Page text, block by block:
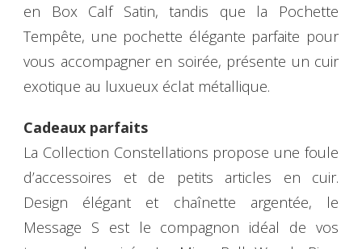
en Box Calf Satin, tandis que la Pochette
Tempête, une pochette élégante parfaite pour
vous accompagner en soirée, présente un cuir
exotique au luxueux éclat métallique.
Cadeaux parfaits
La Collection Constellations propose une foule
d’accessoires et de petits articles en cuir.
Design élégant et chaînette argentée, le
Message S est le compagnon idéal de vos